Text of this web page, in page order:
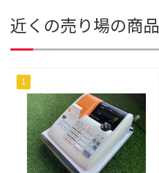
近くの売り場の商品